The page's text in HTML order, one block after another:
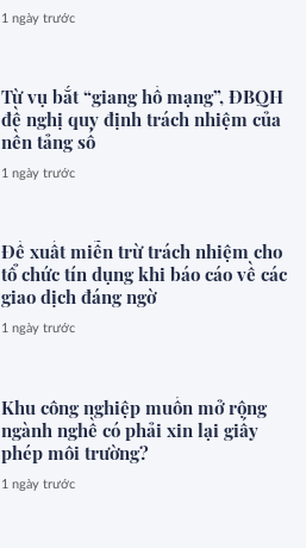
1 ngày trước
Từ vụ bắt “giang hồ mạng”, ĐBQH
đề nghị quy định trách nhiệm của
nền tảng số
1 ngày trước
Đề xuất miễn trừ trách nhiệm cho
tổ chức tín dụng khi báo cáo về các
giao dịch đáng ngờ
1 ngày trước
Khu công nghiệp muốn mở rộng
ngành nghề có phải xin lại giấy
phép môi trường?
1 ngày trước